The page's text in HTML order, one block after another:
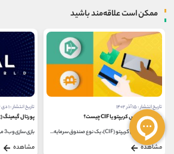
ممکن است علاقه‌مند باشید
تاریخ انتشار : ۱۵ آذر ۱۴۰۲
صندوق شاخص کریپتو یا CIF چیست؟
صندوق شاخص کریپتو (CIF)، یک نوع صندوق سرمایه‌...
مشاهده
تاریخ انتشار : ۱ دی ۱۴۰۴
پورتال گیمینگ (Portal Gaming)
بازی‌ سازی وب3 می ‌تواند میلیون ‌ها کاربر...
مشاهده